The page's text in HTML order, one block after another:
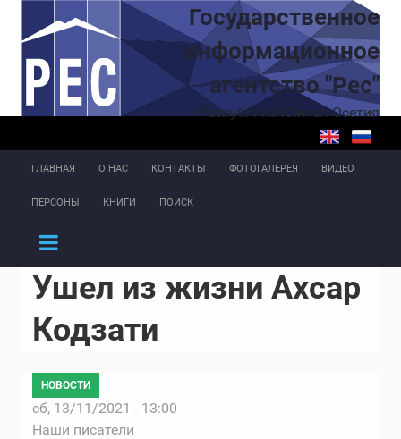
Перейти к основному содержаниюГосударственное
информационное
агентство "Рес"
Республика Южная Осетия
ГЛАВНАЯ О НАС КОНТАКТЫ ФОТОГАЛЕРЕЯ ВИДЕО
ПЕРСОНЫ КНИГИ ПОИСК
Ушел из жизни Ахсар
Кодзати
НОВОСТИ
сб, 13/11/2021 - 13:00
Наши писатели